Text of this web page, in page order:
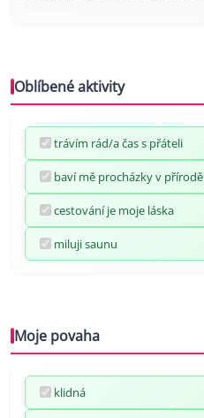
Oblíbené aktivity
trávím rád/a čas s přáteli
baví mě procházky v přírodě
cestování je moje láska
miluji saunu
Moje povaha
klidná